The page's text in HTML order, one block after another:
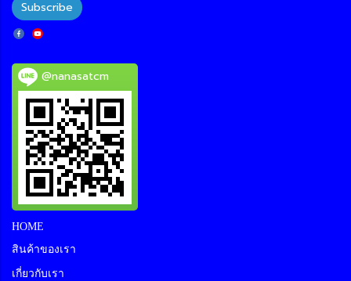
Subscribe
@nanasatcm
HOME
สินค้าของเรา
เกี่ยวกับเรา